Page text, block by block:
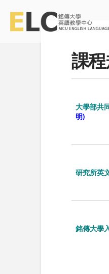
課
大學部共
明)
研究所英
銘傳大學